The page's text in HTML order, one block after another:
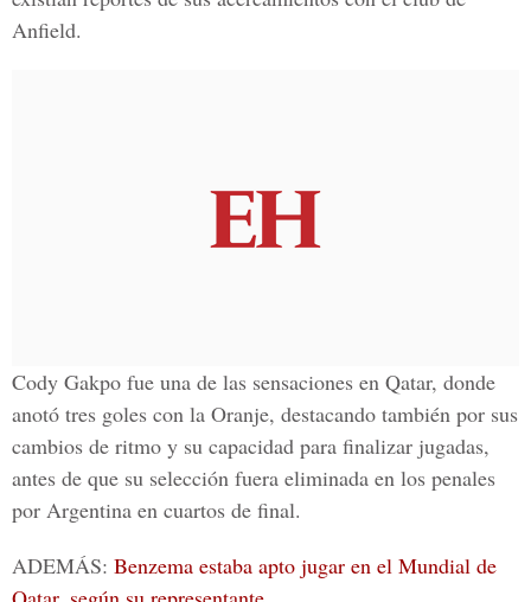
Anfield.
Cody Gakpo fue una de las sensaciones en Qatar, donde
anotó tres goles con la Oranje, destacando también por sus
cambios de ritmo y su capacidad para finalizar jugadas,
antes de que su selección fuera eliminada en los penales
por Argentina en cuartos de final.
ADEMÁS: Benzema estaba apto jugar en el Mundial de